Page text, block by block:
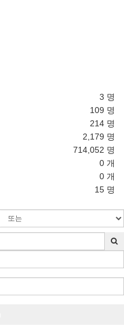
3 명
109 명
214 명
2,179 명
714,052 명
0 개
0 개
15 명